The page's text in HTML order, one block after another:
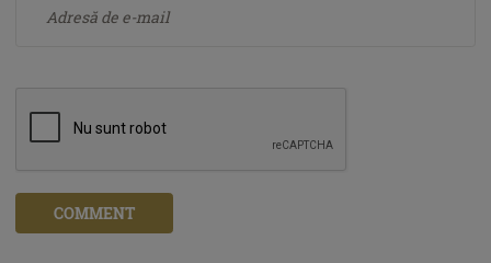
COMMENT